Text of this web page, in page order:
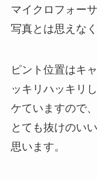
マイクロフォー
写真とは思えな
ピント位置はキ
ッキリハッキリ
ケていますので、
とても抜けのい
思います。